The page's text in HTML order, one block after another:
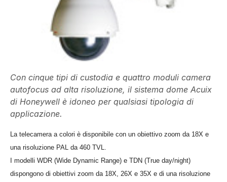
Con cinque tipi di custodia e quattro moduli camera
autofocus ad alta risoluzione, il sistema dome Acuix
di Honeywell è idoneo per qualsiasi tipologia di
applicazione.
La telecamera a colori è disponibile con un obiettivo zoom da 18X e
una risoluzione PAL da 460 TVL.
I modelli WDR (Wide Dynamic Range) e TDN (True day/night)
dispongono di obiettivi zoom da 18X, 26X e 35X e di una risoluzione